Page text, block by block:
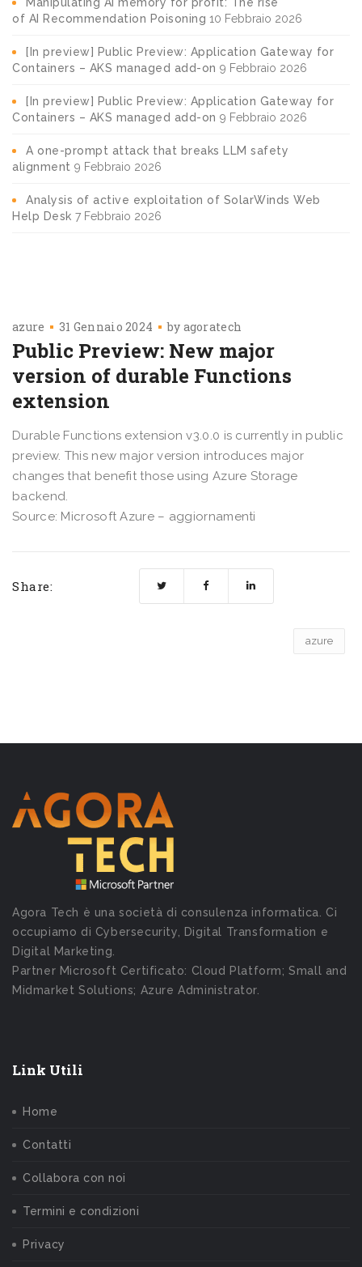
of AI Recommendation Poisoning 10 Febbraio 2026
[In preview] Public Preview: Application Gateway for
Containers – AKS managed add-on 9 Febbraio 2026
[In preview] Public Preview: Application Gateway for
Containers – AKS managed add-on 9 Febbraio 2026
A one-prompt attack that breaks LLM safety
alignment 9 Febbraio 2026
Analysis of active exploitation of SolarWinds Web
Help Desk 7 Febbraio 2026
azure 31 Gennaio 2024 by agoratech
Public Preview: New major
version of durable Functions
extension
Durable Functions extension v3.0.0 is currently in public
preview. This new major version introduces major
changes that benefit those using Azure Storage
backend.
Source: Microsoft Azure – aggiornamenti
Share:
azure
Agora Tech è una società di consulenza informatica. Ci
occupiamo di Cybersecurity, Digital Transformation e
Digital Marketing.
Partner Microsoft Certificato: Cloud Platform; Small and
Midmarket Solutions; Azure Administrator.
Link Utili
Home
Contatti
Collabora con noi
Termini e condizioni
Privacy